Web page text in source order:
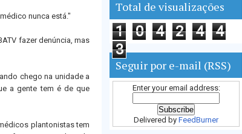
nunca está."
fazer denúncia, mas
chego na unidade a
a gente tem é de que
plantonistas tem
Total de visualizações
1 0 4 2 4
4
3
Seguir por e-mail (RSS)
Enter your email address:
Delivered by FeedBurner